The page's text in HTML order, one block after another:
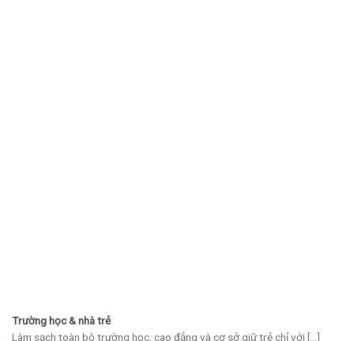
Trường học & nhà trẻ
Làm sạch toàn bộ trường học, cao đẳng và cơ sở giữ trẻ chỉ với [...]